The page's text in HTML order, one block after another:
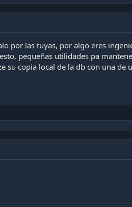
por las tuyas, por algo eres
pequeñas utilidades pa
su copia local de la db con una de